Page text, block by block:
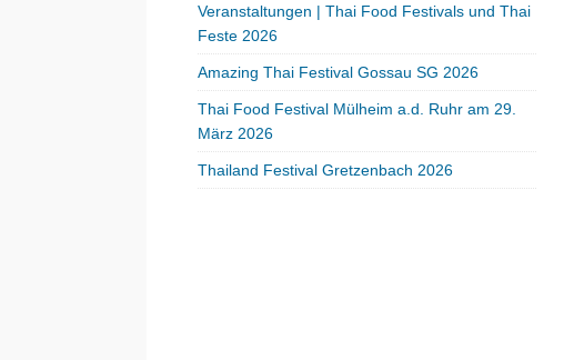
Veranstaltungen | Thai Food Festivals und Thai
Feste 2026
Amazing Thai Festival Gossau SG 2026
Thai Food Festival Mülheim a.d. Ruhr am 29.
März 2026
Thailand Festival Gretzenbach 2026